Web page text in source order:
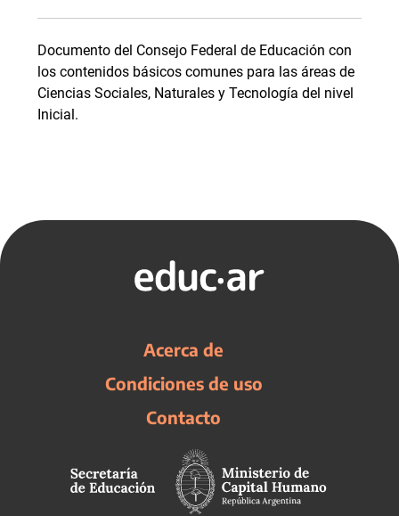
Documento del Consejo Federal de Educación con
los contenidos básicos comunes para las áreas de
Ciencias Sociales, Naturales y Tecnología del nivel
Inicial.
Acerca de
Condiciones de uso
Contacto